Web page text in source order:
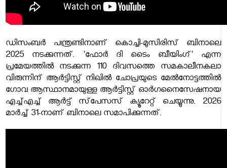
ഡിസംബര്‍ പന്ത്രണ്ടിനാണ് കൊച്ചി-മുസിരിസ് ബിനാലെ
2025 നടക്കുന്നത്. 'ഫോര്‍ ദി ടൈം ബീയിംഗ്' എന്ന
പ്രമേയത്തില്‍ നടക്കുന്ന 110 ദിവസത്തെ സമകാലീനകലാ
വിരുന്നിന് ആര്‍ട്ടിസ്റ്റ് നിഖില്‍ ചോപ്രയുടെ മേല്‍നോട്ടത്തില്‍
ഗോവ ആസ്ഥാനമായുള്ള ആര്‍ട്ടിസ്റ്റ് ഓര്‍ഗനൈസേഷനായ
എച്ച്എച്ച് ആര്‍ട്ട് സ്‌പേസസ് ക്യൂറേറ്റ് ചെയ്യുന്നു. 2026
മാര്‍ച്ച് 31-നാണ് ബിനാലെ സമാപിക്കുന്നത്.